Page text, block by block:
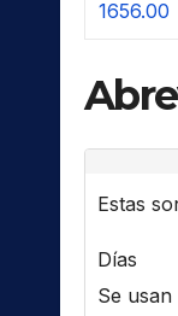
1656.00
Estas
Días
Se